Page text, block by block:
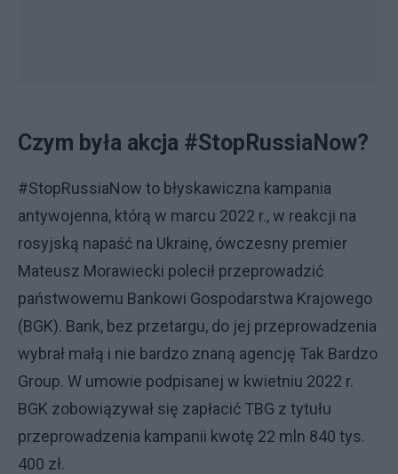
Czym była akcja #StopRussiaNow?
#StopRussiaNow to błyskawiczna kampania
antywojenna, którą w marcu 2022 r., w reakcji na
rosyjską napaść na Ukrainę, ówczesny premier
Mateusz Morawiecki polecił przeprowadzić
państwowemu Bankowi Gospodarstwa Krajowego
(BGK). Bank, bez przetargu, do jej przeprowadzenia
wybrał małą i nie bardzo znaną agencję Tak Bardzo
Group. W umowie podpisanej w kwietniu 2022 r.
BGK zobowiązywał się zapłacić TBG z tytułu
przeprowadzenia kampanii kwotę 22 mln 840 tys.
400 zł.